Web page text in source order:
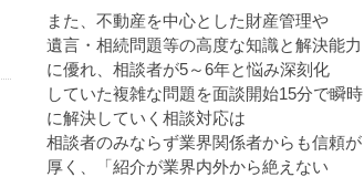
また、不動産を中心とした財産管理や
遺言・相続問題等の高度な知識と解決能力
に優れ、相談者が5～6年と悩み深刻化
していた複雑な問題を面談開始15分で瞬時
に解決していく相談対応は
相談者のみならず業界関係者からも信頼が
厚く、「紹介が業界内外から絶えない